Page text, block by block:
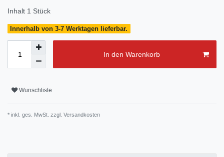
Inhalt 1 Stück
Innerhalb von 3-7 Werktagen lieferbar.
In den Warenkorb
Wunschliste
* inkl. ges. MwSt. zzgl. Versandkosten